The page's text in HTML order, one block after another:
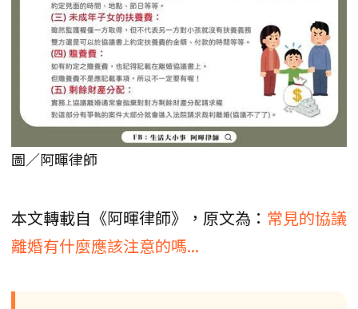
圖／阿暉律師
本文轉載自《阿暉律師》，原文為： 常見的協議
離婚有什麼應該注意的嗎...